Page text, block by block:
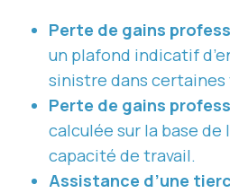
Perte de gains
un plafond indicatif
sinistre dans
Perte de gains
calculée sur la base
capacité de travail.
Assistance d’une